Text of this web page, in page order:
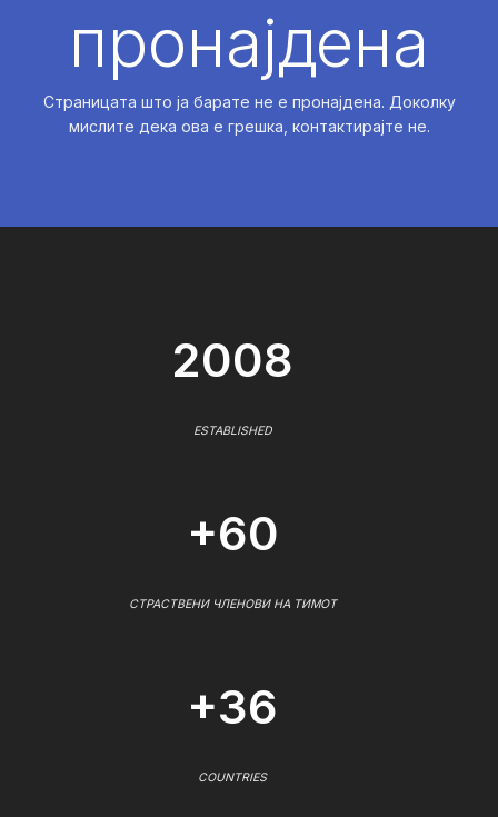
пронајдена
Страницата што ја барате не е пронајдена. Доколку
мислите дека ова е грешка, контактирајте не.
2008
ESTABLISHED
+60
СТРАСТВЕНИ ЧЛЕНОВИ НА ТИМОТ
+36
COUNTRIES